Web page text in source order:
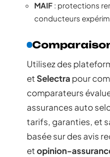
MAIF : protections
conducteurs
Utilisez des
et Selectra pour
comparateurs
assurances auto
tarifs, garanties, et
basée sur des avis
etopinion-